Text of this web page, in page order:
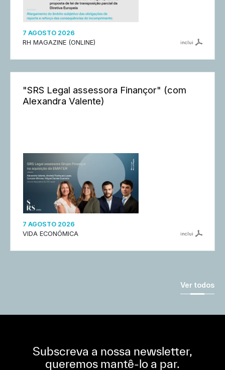
7 AGOSTO 2026
RH MAGAZINE (ONLINE)
inclui
"SRS Legal assessora Finançor" (com
Alexandra Valente)
7 AGOSTO 2026
VIDA ECONÓMICA
inclui
Ver todos
Subscreva a nossa newsletter,
queremos mantê-lo a par.